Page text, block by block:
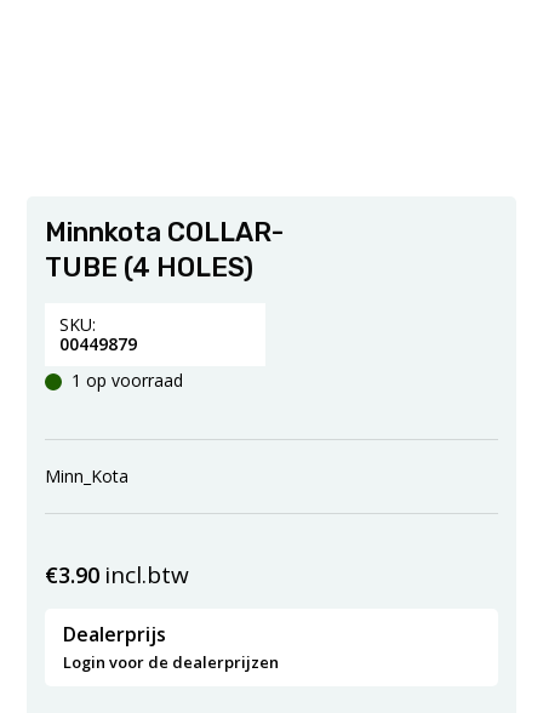
Minnkota COLLAR-
TUBE (4 HOLES)
SKU:
00449879
1 op voorraad
Minn_Kota
€3.90 incl.btw
Dealerprijs
Login voor de dealerprijzen